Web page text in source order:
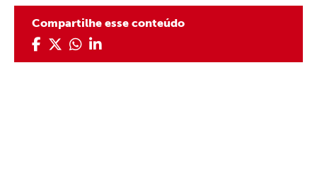
Compartilhe esse conteúdo